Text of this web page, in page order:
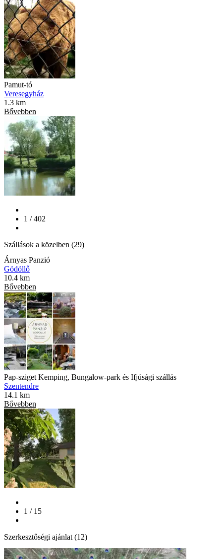
Pamut-tó
Veresegyház
1.3 km
Bővebben
1 / 402
Szállások a közelben (29)
Árnyas Panzió
Gödöllő
10.4 km
Bővebben
Pap-sziget Kemping, Bungalow-park és Ifjúsági szállás
Szentendre
14.1 km
Bővebben
1 / 15
Szerkesztőségi ajánlat (12)